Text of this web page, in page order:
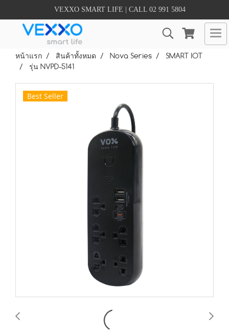
VEXXO SMART LIFE | CALL 02 991 5804
หน้าแรก สินค้าทั้งหมด Nova Series
SMART IOT
รุ่น NVPD-5141
Best Seller